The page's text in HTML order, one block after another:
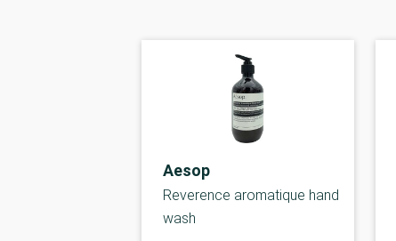
Aesop
Reverence aromatique hand
wash